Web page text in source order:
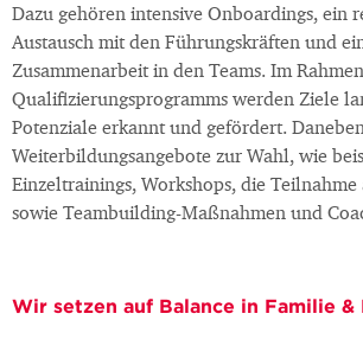
Dazu gehören intensive Onboardings, ein
Austausch mit den Führungskräften und
Zusammenarbeit in den Teams. Im
Qualifizierungsprogramms werden Ziele
Potenziale erkannt und gefördert.
Weiterbildungsangebote zur Wahl, wie
Einzeltrainings, Workshops, die Teilnahme
sowie Teambuilding-Maßnahmen und
Wir setzen auf Balance in Familie &